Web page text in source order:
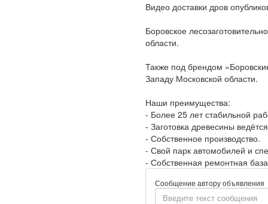
Видео доставки дров
Боровское
области.
Также под брендом
Западу Московской области.
Наши преимущества:
- Более 25 лет стабильной
- Заготовка древесины
- Собственное производство.
- Свой парк автомобилей и
- Собственная ремонтная
Сообщение автору объявления